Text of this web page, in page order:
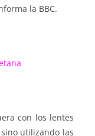
la BBC.
con los lentes
utilizando las